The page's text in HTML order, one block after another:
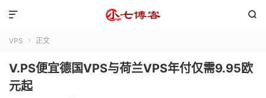


VPS  正文
V.PS便宜德国VPS与荷兰VPS年付仅需9.95欧
元起